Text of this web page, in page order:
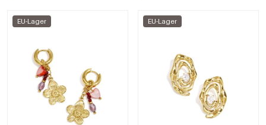
EU-Lager EU-Lager